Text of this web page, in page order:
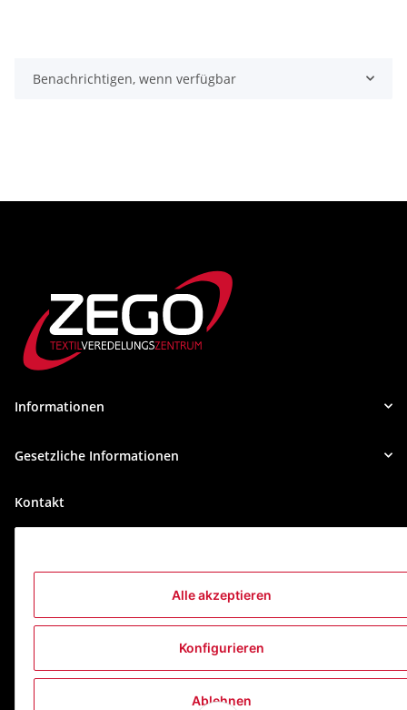
Alle akzeptieren
Konfigurieren
Ablehnen
Benachrichtigen, wenn verfügbar
Informationen
Gesetzliche Informationen
Kontakt
ZEGO Textilveredelungszentrum GmbH
63741 Aschaffenburg Deutschland
Tel.:06021 59092-0